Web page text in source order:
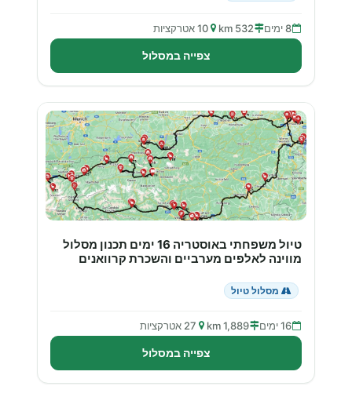
8 ימים 532 km 10 אטרקציות
צפייה במסלול
טיול משפחתי באוסטריה 16 ימים תכנון מסלול
מווינה לאלפים מערביים והשכרת קרוואנים
מסלול טיול
16 ימים 1,889 km 27 אטרקציות
צפייה במסלול